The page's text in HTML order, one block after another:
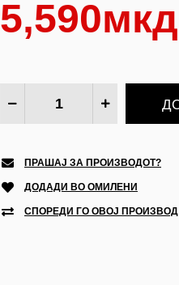
5,590мкд
ПРАШАЈ ЗА ПРОИЗВОДОТ?
ДОДАДИ ВО ОМИЛЕНИ
СПОРЕДИ ГО ОВОЈ ПРОИЗВОД